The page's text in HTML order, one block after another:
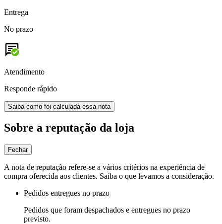
Entrega
No prazo
Atendimento
Responde rápido
Saiba como foi calculada essa nota
Sobre a reputação da loja
Fechar
A nota de reputação refere-se a vários critérios na experiência de
compra oferecida aos clientes. Saiba o que levamos a consideração.
Pedidos entregues no prazo
Pedidos que foram despachados e entregues no prazo
previsto.